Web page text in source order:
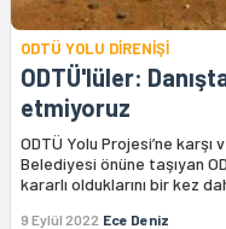
ODTÜ YOLU DİRENİŞİ
ODTÜ'lüler:
etmiyoruz
ODTÜ Yolu Projesi’ne
Belediyesi önüne taşıyan
kararlı olduklarını bir kez
9 Eylül 2022 Ece Deniz